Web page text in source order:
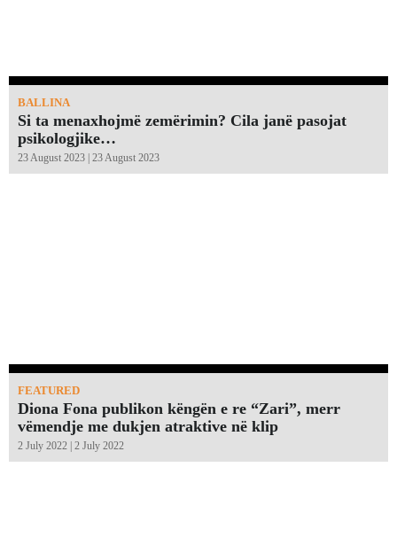
BALLINA
Si ta menaxhojmë zemërimin? Cila janë pasojat
psikologjike…
23 August 2023 | 23 August 2023
FEATURED
Diona Fona publikon këngën e re “Zari”, merr
vëmendje me dukjen atraktive në klip
2 July 2022 | 2 July 2022